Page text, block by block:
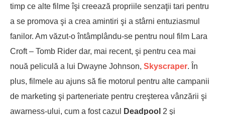
timp ce alte filme îşi creează propriile senzaţii tari pentru
a se promova şi a crea amintiri şi a stârni entuziasmul
fanilor. Am văzut-o întâmplându-se pentru noul film Lara
Croft – Tomb Rider dar, mai recent, şi pentru cea mai
nouă peliculă a lui Dwayne Johnson, Skyscraper. În
plus, filmele au ajuns să fie motorul pentru alte campanii
de marketing şi parteneriate pentru creşterea vânzării şi
awarness-ului, cum a fost cazul
Deadpool 2 şi